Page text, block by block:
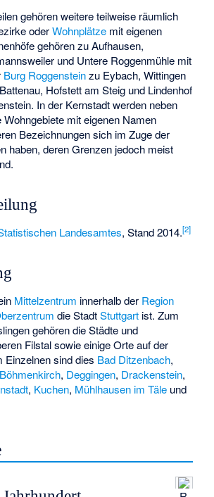
gehören weitere teilweise räumlich
oderWohnplätze mit eigenen
gehören zu Aufhausen,
und Untere Roggenmühle mit
Burg Roggensteinzu Eybach, Wittingen
Hofstett am Steig und Lindenhof
In der Kernstadt werden neben
mit eigenen Namen
Bezeichnungen sich im Zuge der
haben, deren Grenzen jedoch meist
Landesamtes, Stand 2014.[2]
Mittelzentrum innerhalb der Region
die StadtStuttgart ist. Zum
gehören die Städte und
Filstal sowie einige Orte auf der
Einzelnen sind dies Bad Ditzenbach,
Böhmenkirch, Deggingen, Drackenstein,
, Kuchen, Mühlhausen im Täle und